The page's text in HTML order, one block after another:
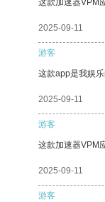
这款加速器VPM
2025-09-11
游客
这款app是我娱
2025-09-11
游客
这款加速器VPM
2025-09-11
游客